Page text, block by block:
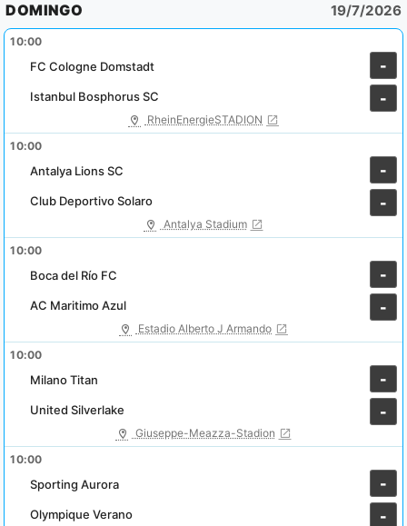
DOMINGO
19/7/2026
10:00
FC Cologne Domstadt
-
-
Istanbul Bosphorus SC
RheinEnergieSTADION
10:00
Antalya Lions SC
-
-
Club Deportivo Solaro
Antalya Stadium
10:00
Boca del Río FC
-
-
AC Maritimo Azul
Estadio Alberto J Armando
10:00
Milano Titan
-
-
United Silverlake
Giuseppe-Meazza-Stadion
10:00
Sporting Aurora
-
-
Olympique Verano